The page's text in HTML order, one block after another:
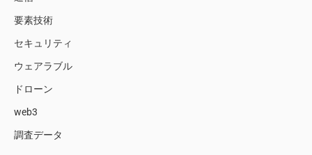
要素技術
セキュリティ
ウェアラブル
ドローン
web3
調査データ